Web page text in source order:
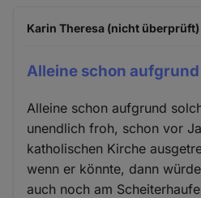
Karin Theresa (nicht überprüft)
Alleine schon aufgrund
Alleine schon aufgrund
unendlich froh, schon vor
katholischen Kirche
wenn er könnte, dann
auch noch am